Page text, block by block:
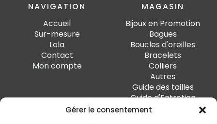
Gérer le consentement
NAVIGATION
Accueil
Sur-mesure
Lola
Contact
Mon compte
MAGASIN
Bijoux en Promotion
Bagues
Boucles d'oreilles
Bracelets
Colliers
Autres
Guide des tailles
Guide d'Entretien